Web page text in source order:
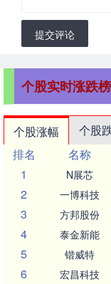
提交评论
个股实时涨跌榜
个股涨幅 个股
排名
名称
1
N展芯
2 一博科技
3 方邦股份
4 泰金新能
5 锴威特
6 宏昌科技